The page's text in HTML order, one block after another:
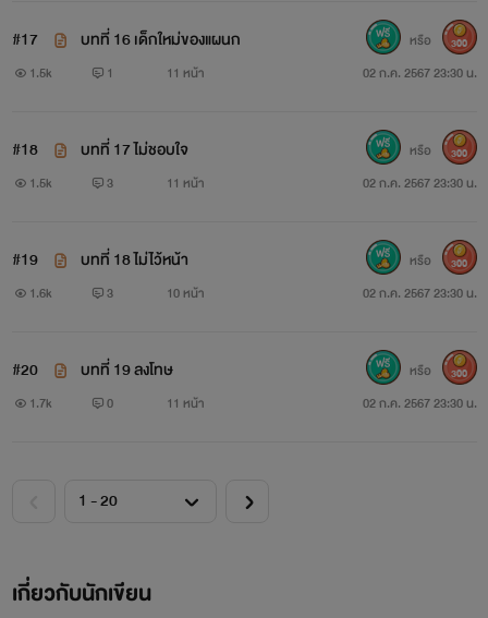
#17 บทที่ 16 เด็กใหม่ของแผนก
1.5k 1 11 หน้า 02 ก.ค. 2567 23:30 น.
หรือ 300
#18 บทที่ 17 ไม่ชอบใจ
1.5k 3 11 หน้า 02 ก.ค. 2567 23:30 น.
หรือ 300
#19 บทที่ 18 ไม่ไว้หน้า
1.6k 3 10 หน้า 02 ก.ค. 2567 23:30 น.
หรือ 300
#20 บทที่ 19 ลงโทษ
1.7k 0 11 หน้า 02 ก.ค. 2567 23:30 น.
หรือ 300
เกี่ยวกับนักเขียน